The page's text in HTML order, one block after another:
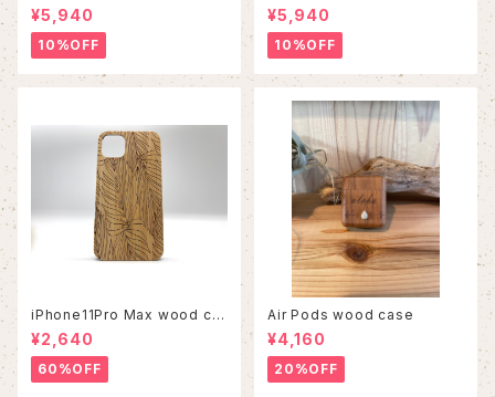
¥5,940
10%OFF
¥5,940
10%OFF
iPhone11Pro Max wood ca
se
¥2,640
60%OFF
Air Pods wood case
¥4,160
20%OFF